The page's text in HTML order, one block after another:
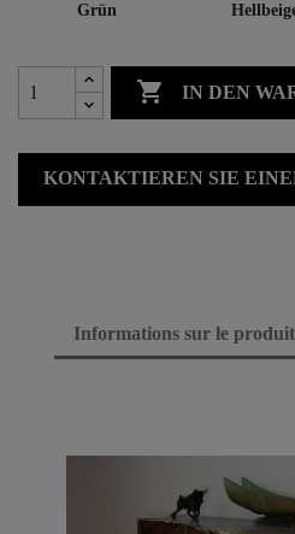
Grün
 IN DEN
KONTAKTIEREN SIE
Informations sur le produit